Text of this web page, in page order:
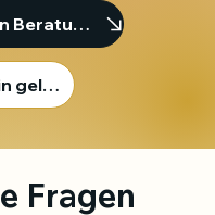
Vereinbaren Sie einen Beratungstermin
Wie man dorthin gelangt
Fragen